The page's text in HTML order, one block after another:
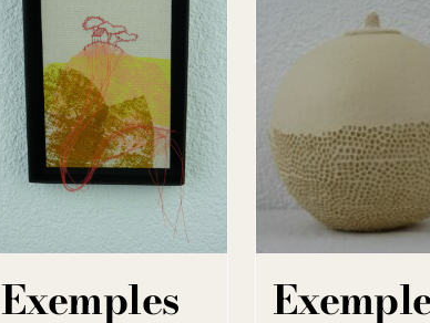
Exemples